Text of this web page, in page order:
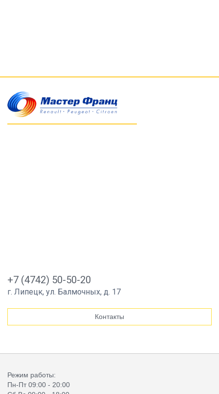
+7 (4742) 50-50-20
г. Липецк, ул. Балмочных, д. 17
Контакты
Режим работы:
Пн-Пт 09:00 - 20:00